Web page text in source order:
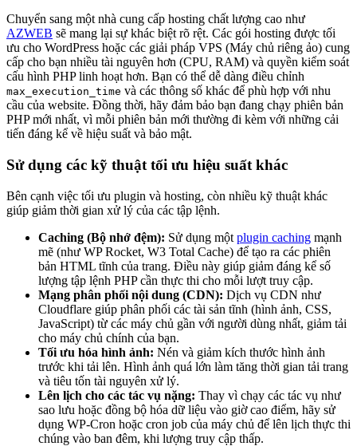
Chuyển sang một nhà cung cấp hosting chất lượng cao như
AZWEB sẽ mang lại sự khác biệt rõ rệt. Các gói hosting được tối
ưu cho WordPress hoặc các giải pháp VPS (Máy chủ riêng ảo) cung
cấp cho bạn nhiều tài nguyên hơn (CPU, RAM) và quyền kiểm soát
cấu hình PHP linh hoạt hơn. Bạn có thể dễ dàng điều chỉnh
max_execution_time và các thông số khác để phù hợp với nhu
cầu của website. Đồng thời, hãy đảm bảo bạn đang chạy phiên bản
PHP mới nhất, vì mỗi phiên bản mới thường đi kèm với những cải
tiến đáng kể về hiệu suất và bảo mật.
Sử dụng các kỹ thuật tối ưu hiệu suất khác
Bên cạnh việc tối ưu plugin và hosting, còn nhiều kỹ thuật khác
giúp giảm thời gian xử lý của các tập lệnh.
Caching (Bộ nhớ đệm): Sử dụng một plugin caching mạnh
mẽ (như WP Rocket, W3 Total Cache) để tạo ra các phiên
bản HTML tĩnh của trang. Điều này giúp giảm đáng kể số
lượng tập lệnh PHP cần thực thi cho mỗi lượt truy cập.
Mạng phân phối nội dung (CDN): Dịch vụ CDN như
Cloudflare giúp phân phối các tài sản tĩnh (hình ảnh, CSS,
JavaScript) từ các máy chủ gần với người dùng nhất, giảm tải
cho máy chủ chính của bạn.
Tối ưu hóa hình ảnh: Nén và giảm kích thước hình ảnh
trước khi tải lên. Hình ảnh quá lớn làm tăng thời gian tải trang
và tiêu tốn tài nguyên xử lý.
Lên lịch cho các tác vụ nặng: Thay vì chạy các tác vụ như
sao lưu hoặc đồng bộ hóa dữ liệu vào giờ cao điểm, hãy sử
dụng WP-Cron hoặc cron job của máy chủ để lên lịch thực thi
chúng vào ban đêm, khi lượng truy cập thấp.